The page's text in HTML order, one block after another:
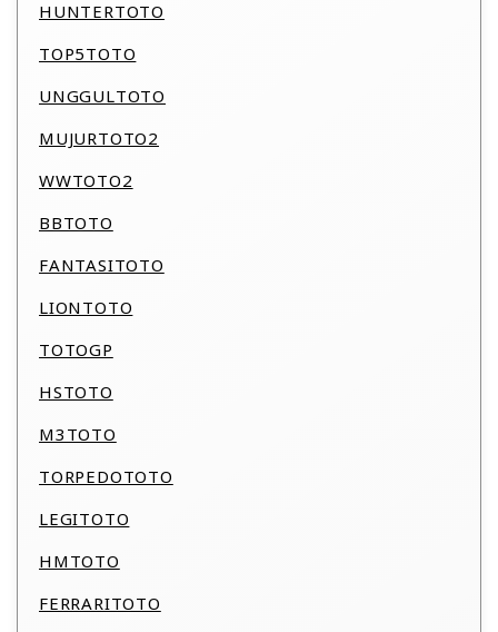
HUNTERTOTO
TOP5TOTO
UNGGULTOTO
MUJURTOTO2
WWTOTO2
BBTOTO
FANTASITOTO
LIONTOTO
TOTOGP
HSTOTO
M3TOTO
TORPEDOTOTO
LEGITOTO
HMTOTO
FERRARITOTO